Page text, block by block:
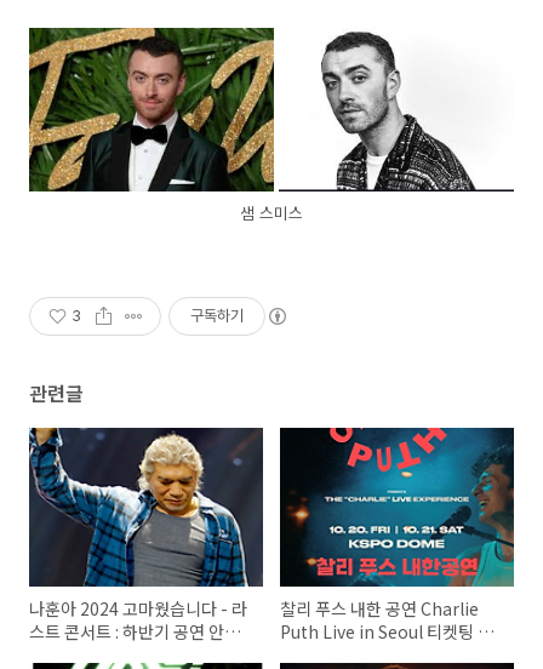
샘 스미스
3 구독하기
관련글
나훈아 2024 고마웠습니다 - 라
스트 콘서트 : 하반기 공연 안내
찰리 푸스 내한 공연 Charlie
Puth Live in Seoul 티켓팅 방